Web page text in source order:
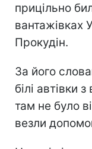
прицільно
вантажівках
Прокудін.
За його
білі автівки
там не було
везли